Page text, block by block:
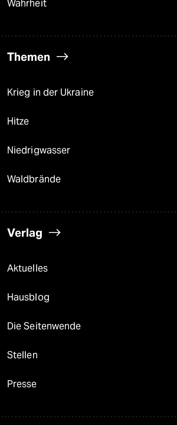
Wahrheit
Themen
Krieg in der Ukraine
Hitze
Niedrigwasser
Waldbrände
Verlag
Aktuelles
Hausblog
Die Seitenwende
Stellen
Presse